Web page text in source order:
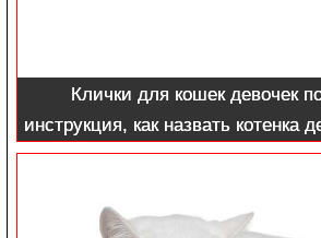
Клички для кошек девочек
инструкция, как назвать котенка
и необычно